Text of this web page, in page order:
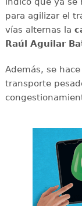
para agilizar el
vías alternas la
Raúl Aguilar
Además, se
transporte